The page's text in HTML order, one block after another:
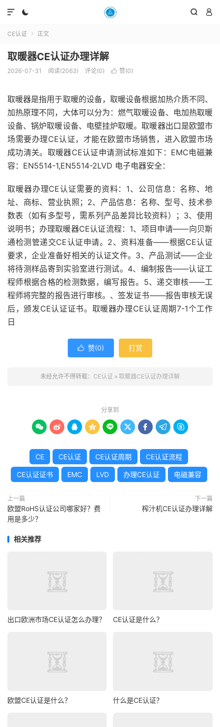
  

CE认证  正文
取暖器CE认证办理详解
2026-07-31 阅读(2063) 评论(0)  赞(0)
取暖器是指用于取暖的设备，取暖设备根据加热介质不同、
加热原理不同，大体可以分为：燃气取暖设备、电加热取暖
设备、锅炉取暖设备、电壁挂炉取暖。取暖器出口是欧盟市
场需要办理CE认证，才能在欧盟市场销售，进入欧盟市场
成功清关。取暖器CE认证申请测试标准如下：EMC电磁兼
容：EN5514-1,EN5514-2LVD 电子电器安全：
取暖器办理CE认证需要的资料：1、公司信息：名称、地
址、商标、营业执照；2、产品信息：名称、型号、技术参
数表（如有多型号，需系列产品差异比较资料）；3、使用
说明书；办理取暖器CE认证流程：1、项目申请——向贝斯
通检测管递交CE认证申请。2、资料准备——根据CE认证
要求，企业准备好相关的认证文件。3、产品测试——企业
将待测样品寄到实验室进行测试。4、编制报告——认证工
程师根据合格的检测数据，编写报告。5、递交审核——工
程师将完整的报告进行审核。、签发证书——报告审核无误
后，颁发CE认证证书。取暖器办理CE认证周期7-1个工作
日
 赞(0) 打赏
未经允许不得转载： CE认证 » 取暖器CE认证办理详解
分享到
        
CE CE认证 CE认证周期 CE认证流程
CE认证证书 EMC LVD 办理CE认证 电磁兼容
上一篇
欧盟RoHS认证公司哪家好？费
用是多少？
下一篇
榨汁机CE认证办理详解
相关推荐
出口欧洲市场CE认证怎么办理？ CE认证是什么？
欧盟CE认证是什么？ 什么是CE认证？